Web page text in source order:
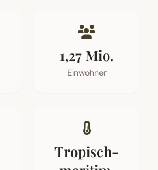
1,27 Mio.
Einwohner
Tropisch-